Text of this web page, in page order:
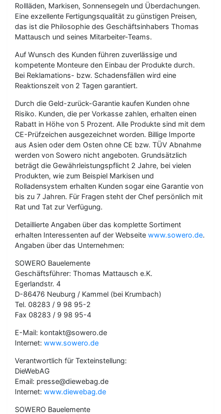
Rollläden, Markisen, Sonnensegeln und Überdachungen.
Eine exzellente Fertigungsqualität zu günstigen Preisen,
das ist die Philosophie des Geschäftsinhabers Thomas
Mattausch und seines Mitarbeiter-Teams.
Auf Wunsch des Kunden führen zuverlässige und
kompetente Monteure den Einbau der Produkte durch.
Bei Reklamations- bzw. Schadensfällen wird eine
Reaktionszeit von 2 Tagen garantiert.
Durch die Geld-zurück-Garantie kaufen Kunden ohne
Risiko. Kunden, die per Vorkasse zahlen, erhalten einen
Rabatt in Höhe von 5 Prozent. Alle Produkte sind mit dem
CE-Prüfzeichen ausgezeichnet worden. Billige Importe
aus Asien oder dem Osten ohne CE bzw. TÜV Abnahme
werden von Sowero nicht angeboten. Grundsätzlich
beträgt die Gewährleistungspflicht 2 Jahre, bei vielen
Produkten, wie zum Beispiel Markisen und
Rolladensystem erhalten Kunden sogar eine Garantie von
bis zu 7 Jahren. Für Fragen steht der Chef persönlich mit
Rat und Tat zur Verfügung.
Detaillierte Angaben über das komplette Sortiment
erhalten Interessenten auf der Webseite www.sowero.de.
Angaben über das Unternehmen:
SOWERO Bauelemente
Geschäftsführer: Thomas Mattausch e.K.
Egerlandstr. 4
D-86476 Neuburg / Kammel (bei Krumbach)
Tel. 08283 / 9 98 95-2
Fax 08283 / 9 98 95-4
E-Mail: kontakt@sowero.de
Internet: www.sowero.de
Verantwortlich für Texteinstellung:
DieWebAG
Email: presse@diewebag.de
Internet: www.diewebag.de
SOWERO Bauelemente